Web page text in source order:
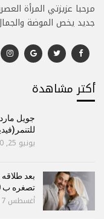
مرحبا عزيزتي المرأة
جديد يخص الموضة
أكتر مشاهدة
جويل
يونيو 25, 2020
بعد
تصغره ب 30 عاما
أغسطس 17, 2020